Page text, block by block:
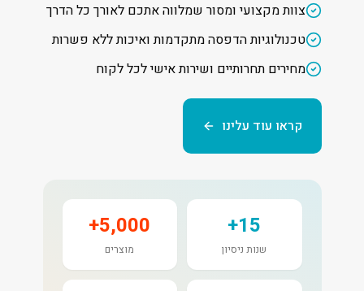
צוות מקצועי ומסור שמלווה אתכם לאורך כל הדרך
טכנולוגיות הדפסה מתקדמות ואיכות ללא פשרות
מחירים תחרותיים ושירות אישי לכל לקוח
קראו עוד עלינו
15+
שנות ניסיון
5,000+
מוצרים